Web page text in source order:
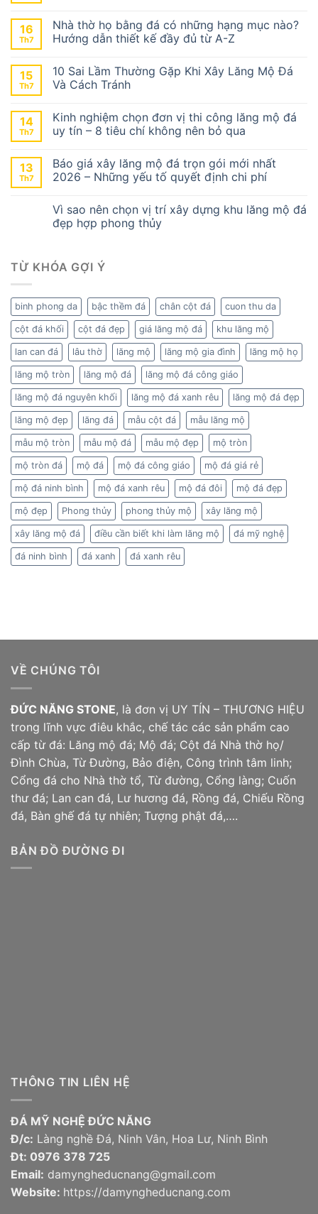
16
Th7
Nhà thờ họ bằng đá có những hạng mục nào?
Hướng dẫn thiết kế đầy đủ từ A-Z
15
Th7
10 Sai Lầm Thường Gặp Khi Xây Lăng Mộ Đá
Và Cách Tránh
14
Th7
Kinh nghiệm chọn đơn vị thi công lăng mộ đá
uy tín – 8 tiêu chí không nên bỏ qua
13
Th7
Báo giá xây lăng mộ đá trọn gói mới nhất
2026 – Những yếu tố quyết định chi phí
Vì sao nên chọn vị trí xây dựng khu lăng mộ đá
đẹp hợp phong thủy
TỪ KHÓA GỢI Ý
binh phong da bậc thềm đá chân cột đá cuon thu da
cột đá khối cột đá đẹp giá lăng mộ đá khu lăng mộ
lan can đá lâu thờ lăng mộ lăng mộ gia đình lăng mộ họ
lăng mộ tròn lăng mộ đá lăng mộ đá công giáo
lăng mộ đá nguyên khối lăng mộ đá xanh rêu lăng mộ đá đẹp
lăng mộ đẹp lăng đá mẫu cột đá mẫu lăng mộ
mẫu mộ tròn mẫu mộ đá mẫu mộ đẹp mộ tròn
mộ tròn đá mộ đá mộ đá công giáo mộ đá giá rẻ
mộ đá ninh bình mộ đá xanh rêu mộ đá đôi mộ đá đẹp
mộ đẹp Phong thủy phong thủy mộ xây lăng mộ
xây lăng mộ đá điều cần biết khi làm lăng mộ đá mỹ nghệ
đá ninh bình đá xanh đá xanh rêu
VỀ CHÚNG TÔI
ĐỨC NĂNG STONE, là đơn vị UY TÍN – THƯƠNG HIỆU
trong lĩnh vực điêu khắc, chế tác các sản phẩm cao
cấp từ đá: Lăng mộ đá; Mộ đá; Cột đá Nhà thờ họ/
Đình Chùa, Từ Đường, Bảo điện, Công trình tâm linh;
Cổng đá cho Nhà thờ tổ, Từ đường, Cổng làng; Cuốn
thư đá; Lan can đá, Lư hương đá, Rồng đá, Chiếu Rồng
đá, Bàn ghế đá tự nhiên; Tượng phật đá,….
BẢN ĐỒ ĐƯỜNG ĐI
THÔNG TIN LIÊN HỆ
ĐÁ MỸ NGHỆ ĐỨC NĂNG
Đ/c: Làng nghề Đá, Ninh Vân, Hoa Lư, Ninh Bình
Đt: 0976 378 725
Email: damyngheducnang@gmail.com
Website: https://damyngheducnang.com